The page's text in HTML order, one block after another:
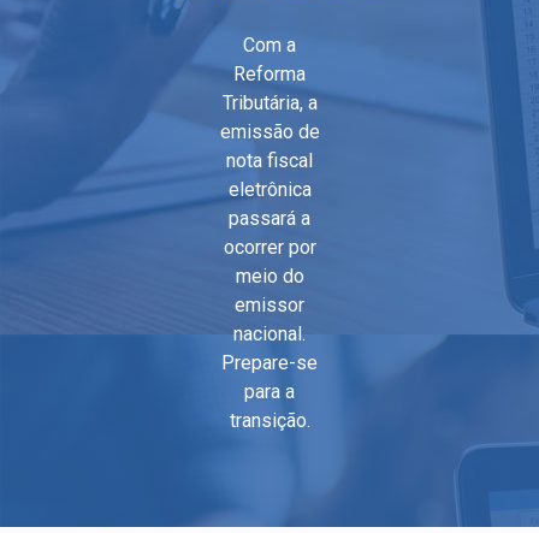
Com a
Reforma
Tributária, a
emissão de
nota fiscal
eletrônica
passará a
ocorrer por
meio do
emissor
nacional.
Prepare-se
para a
transição.